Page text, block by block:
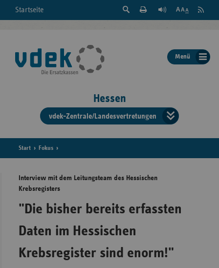
Startseite
Suche
der
Seite
Feed
Menü
Hessen
vdek-Zentrale/Landesvertretungen
der
Start Fokus
Interview mit dem Leitungsteam des Hessischen
Krebsregisters
"Die bisher bereits erfassten
Daten im Hessischen
Krebsregister sind enorm!"